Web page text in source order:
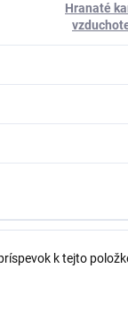
Hranaté
k tejto